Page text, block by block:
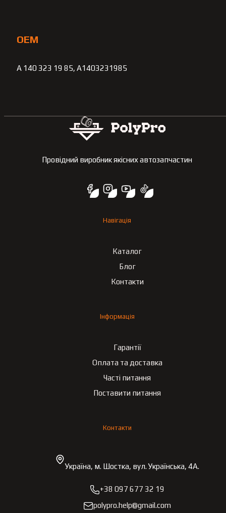
OEM
A 140 323 19 85, A1403231985
Провідний виробник якісних автозапчастин
Навігація
Каталог
Блог
Контакти
Інформація
Гарантії
Оплата та доставка
Часті питання
Поставити питання
Контакти
Україна, м. Шостка, вул. Українська, 4А.
+38 097 677 32 19
polypro.help@gmail.com